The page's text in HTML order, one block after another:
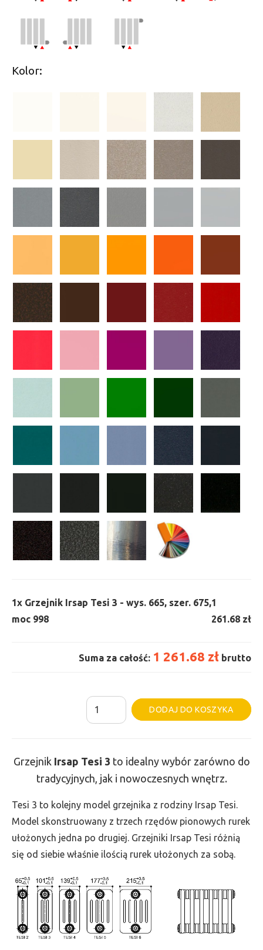
Kolor:
1x Grzejnik Irsap Tesi 3 - wys. 665, szer. 675,
moc 998
1
261.68 zł
Suma za całość: 1 261.68 zł brutto
ilość
Grzejnik
-
wys.
665,
szer.
675,
998
DODAJ DO KOSZYKA
Grzejnik Irsap Tesi 3 to idealny wybór zarówno do
tradycyjnych, jak i nowoczesnych wnętrz.
Tesi 3 to kolejny model grzejnika z rodziny Irsap Tesi.
Model skonstruowany z trzech rzędów pionowych rurek
ułożonych jedna po drugiej. Grzejniki Irsap Tesi różnią
się od siebie właśnie ilością rurek ułożonych za sobą.